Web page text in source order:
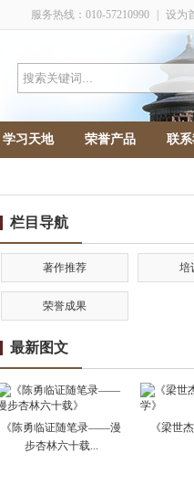
服务热线：010-57210990 设为
学习天地 荣誉产品 联系
栏目导航
著作推荐 培
荣誉成果
最新图文
《陈勇临证随笔录——漫
步杏林六十载...
《梁世